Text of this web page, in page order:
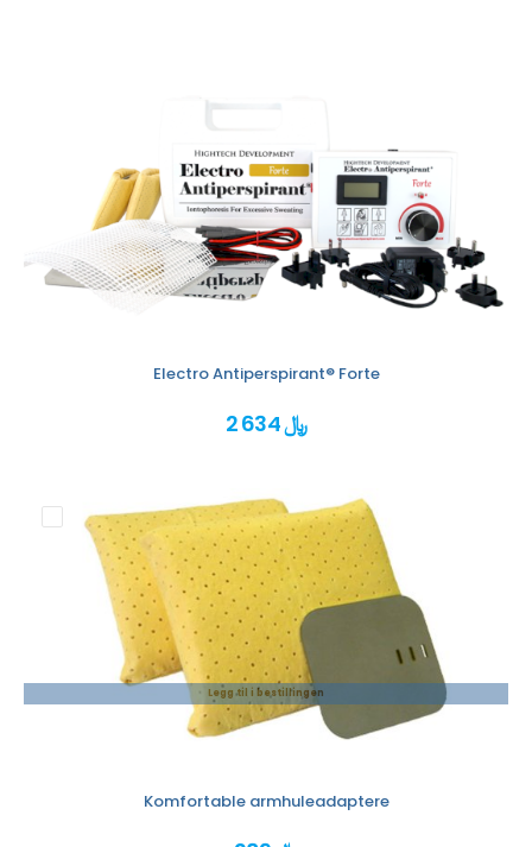
Electro Antiperspirant® Forte
2 634 ﷼
Legg til i bestillingen
Komfortable armhuleadaptere